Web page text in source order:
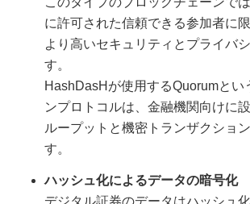
に許可された信頼できる参加者に
より高いセキュリティとプライバ
す。
HashDasHが使用するQuorumとい
ンプロトコルは、金融機関向けに
ループットと機密トランザクショ
す。
ハッシュ化によるデータの暗号化
デジタル証券のデータはハッシュ